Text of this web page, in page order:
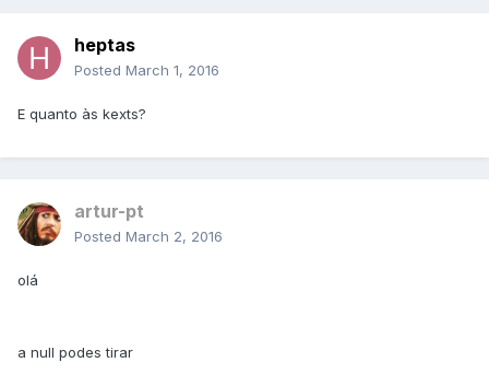
heptas
Posted March 1, 2016
E quanto às kexts?
artur-pt
Posted March 2, 2016
olá
a null podes tirar